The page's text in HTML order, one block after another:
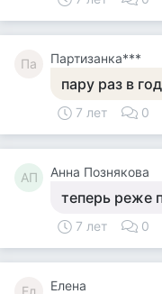
Па Партизанка***
пару раз в
7 лет 0
АП Анна Познякова
теперь реже
7 лет 0
Ел Елена